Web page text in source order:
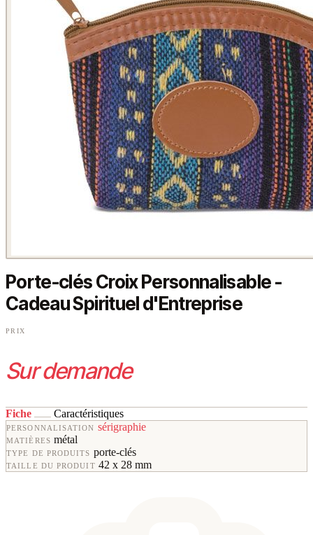
Porte-clés Croix Personnalisable -
Cadeau Spirituel d'Entreprise
PRIX
Sur demande
Fiche Caractéristiques
PERSONNALISATION sérigraphie
MATIÈRES métal
TYPE DE PRODUITS porte-clés
TAILLE DU PRODUIT 42 x 28 mm